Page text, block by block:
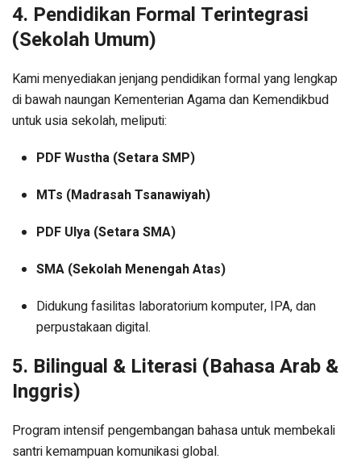
4. Pendidikan Formal Terintegrasi
(Sekolah Umum)
Kami menyediakan jenjang pendidikan formal yang lengkap
di bawah naungan Kementerian Agama dan Kemendikbud
untuk usia sekolah, meliputi:
PDF Wustha (Setara SMP)
MTs (Madrasah Tsanawiyah)
PDF Ulya (Setara SMA)
SMA (Sekolah Menengah Atas)
Didukung fasilitas laboratorium komputer, IPA, dan
perpustakaan digital.
5. Bilingual & Literasi (Bahasa Arab &
Inggris)
Program intensif pengembangan bahasa untuk membekali
santri kemampuan komunikasi global.